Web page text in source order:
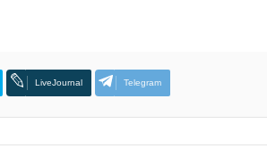
LiveJournal Telegram